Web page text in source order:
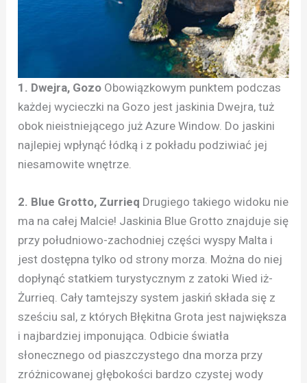
1. Dwejra, Gozo Obowiązkowym punktem podczas
każdej wycieczki na Gozo jest jaskinia Dwejra, tuż
obok nieistniejącego już Azure Window. Do jaskini
najlepiej wpłynąć łódką i z pokładu podziwiać jej
niesamowite wnętrze.
2. Blue Grotto, Zurrieq Drugiego takiego widoku nie
ma na całej Malcie! Jaskinia Blue Grotto znajduje się
przy południowo-zachodniej części wyspy Malta i
jest dostępna tylko od strony morza. Można do niej
dopłynąć statkiem turystycznym z zatoki Wied iż-
Żurrieq. Cały tamtejszy system jaskiń składa się z
sześciu sal, z których Błękitna Grota jest największa
i najbardziej imponująca. Odbicie światła
słonecznego od piaszczystego dna morza przy
zróżnicowanej głębokości bardzo czystej wody